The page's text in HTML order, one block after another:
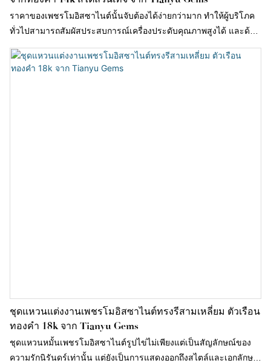
ราคาของเพชรโมอิสซาไนต์นั้นจับต้องได้ง่ายกว่ามาก ทำให้ผู้บริโภค
ทั่วไปสามารถสัมผัสประสบการณ์เครื่องประดับคุณภาพสูงได้ และด้วย
ข้อดีที่เป็นเอกลักษณ์ แหวนโมอิสซาไนต์จึงค่อยๆ กลายเป็นตัวเลือก
ใหม่สำหรับแหวนแต่งงานในยุคใหม่
ชุดแหวนแต่งงานเพชรโมอิสซาไนต์ทรงรีสามเหลี่ยม ตัวเรือน
ทองคำ 18k จาก Tianyu Gems
ชุดแหวนหมั้นเพชรโมอิสซาไนต์รูปไข่ไม่เพียงแต่เป็นสัญลักษณ์ของ
ความรักนิรันดร์เท่านั้น แต่ยังเป็นการแสดงออกถึงสไตล์และเอกลักษณ์